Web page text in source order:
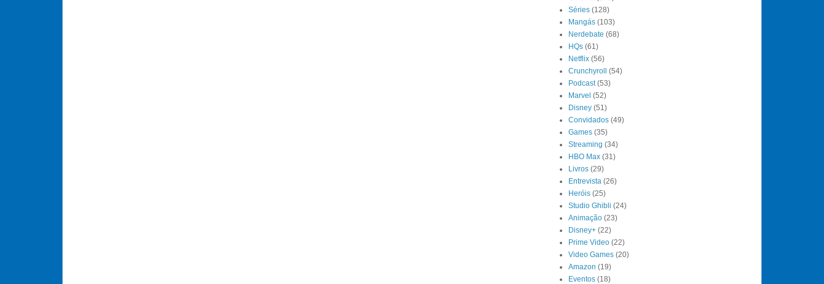
Séries (128)
Mangás (103)
Nerdebate (68)
HQs (61)
Netflix (56)
Crunchyroll (54)
Podcast (53)
Marvel (52)
Disney (51)
Convidados (49)
Games (35)
Streaming (34)
HBO Max (31)
Livros (29)
Entrevista (26)
Heróis (25)
Studio Ghibli (24)
Animação (23)
Disney+ (22)
Prime Video (22)
Video Games (20)
Amazon (19)
Eventos (18)